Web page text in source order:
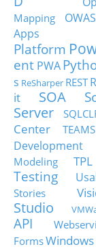
Mapping
Apps
Platform
ent PWA
s ReSharper REST
it
SOA
Server
Center
TEAMS
Development
Modeling
TPL
Testing
Stories
Studio
API
Forms